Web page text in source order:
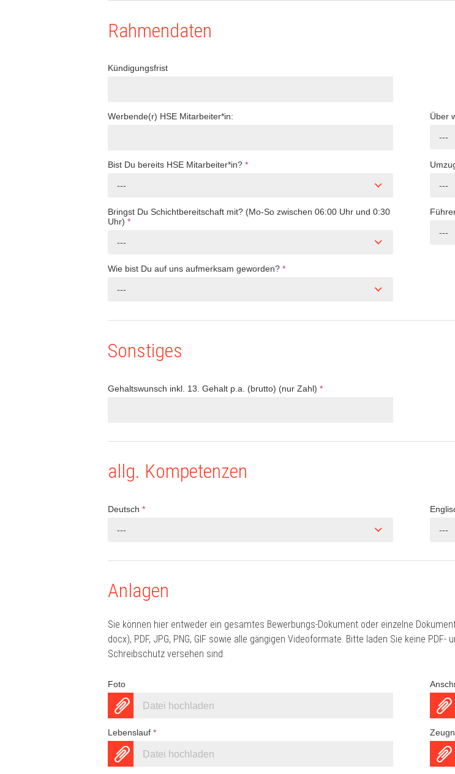
Rahmendaten
Kündigungsfrist
Werbende(r) HSE Mitarbeiter*in: Über
---
Bist Du bereits HSE Mitarbeiter*in? *
--- ---
Bringst Du Schichtbereitschaft mit? (Mo-So zwischen 06:00 Uhr und 0:30
Uhr) *
---
---
Wie bist Du auf uns aufmerksam geworden? *
---
Sonstiges
Gehaltswunsch inkl. 13. Gehalt p.a. (brutto) (nur Zahl) *
allg. Kompetenzen
Deutsch *
--- ---
Anlagen
Sie können hier entweder ein gesamtes Bewerbungs-Dokument oder einzelne
docx), PDF, JPG, PNG, GIF sowie alle gängigen Videoformate. Bitte laden Sie keine
Schreibschutz versehen sind.
Foto
Datei hochladen
Lebenslauf *
Datei hochladen